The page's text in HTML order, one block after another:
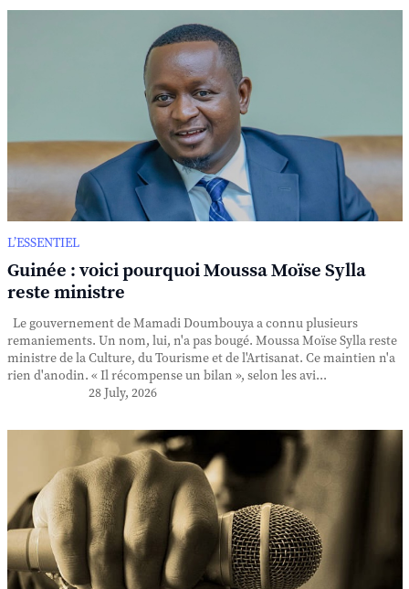
L’ESSENTIEL
Guinée : voici pourquoi Moussa Moïse Sylla
reste ministre
Le gouvernement de Mamadi Doumbouya a connu plusieurs
remaniements. Un nom, lui, n'a pas bougé. Moussa Moïse Sylla reste
ministre de la Culture, du Tourisme et de l'Artisanat. Ce maintien n'a
rien d'anodin. « Il récompense un bilan », selon les avi...
28 July, 2026